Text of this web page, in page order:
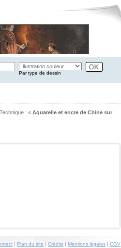
Par type de dessin
: « Aquarelle et encre de Chine sur
| Plan du site | Crédits | Mentions légales | CGV